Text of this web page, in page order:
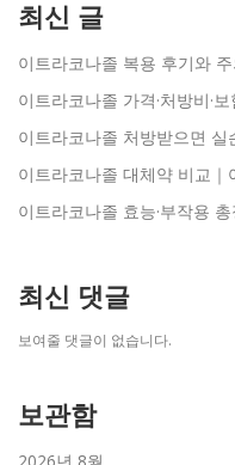
최신 글
이트라코나졸 복용 후기와
이트라코나졸 가격·처방비·
이트라코나졸 처방받으면
이트라코나졸 대체약 비교
이트라코나졸 효능·부작용
최신 댓글
보여줄 댓글이 없습니다.
보관함